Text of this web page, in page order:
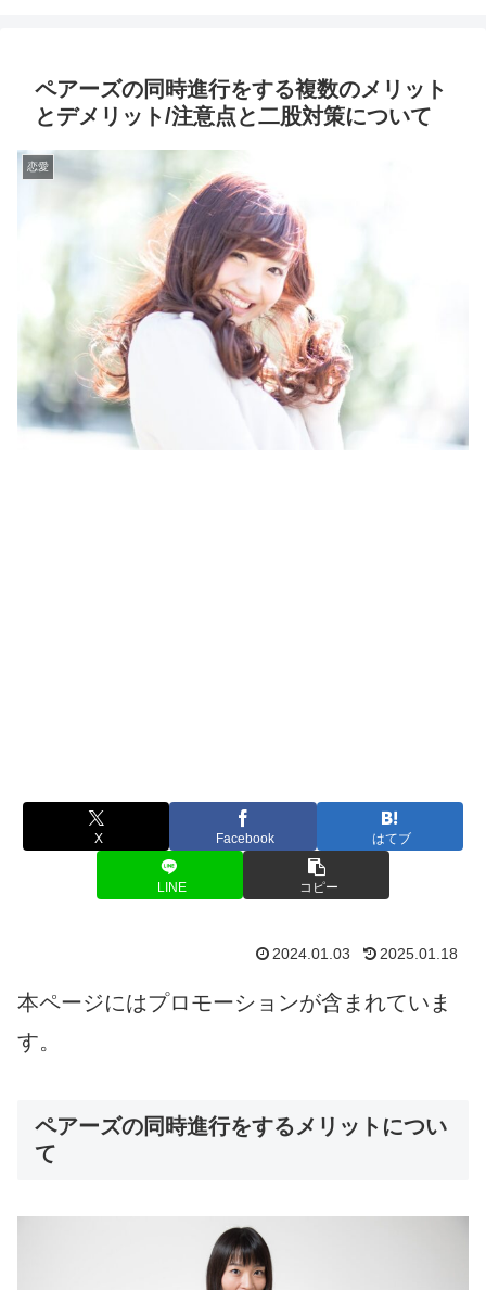
ペアーズの同時進行をする複数のメリット
とデメリット/注意点と二股対策について
恋愛
X Facebook はてブ
LINE コピー
2024.01.03 2025.01.18
本ページにはプロモーションが含まれていま
す。
ペアーズの同時進行をするメリットについ
て